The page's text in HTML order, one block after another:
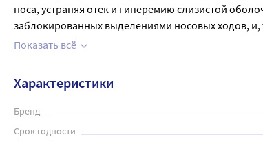
носа, устраняя отек и гиперемию слизистой
заблокированных выделениями носовых ходов, и,
продолжается в течение 12 часов (например, в
Показать всё
Характеристики
Бренд
Срок годности